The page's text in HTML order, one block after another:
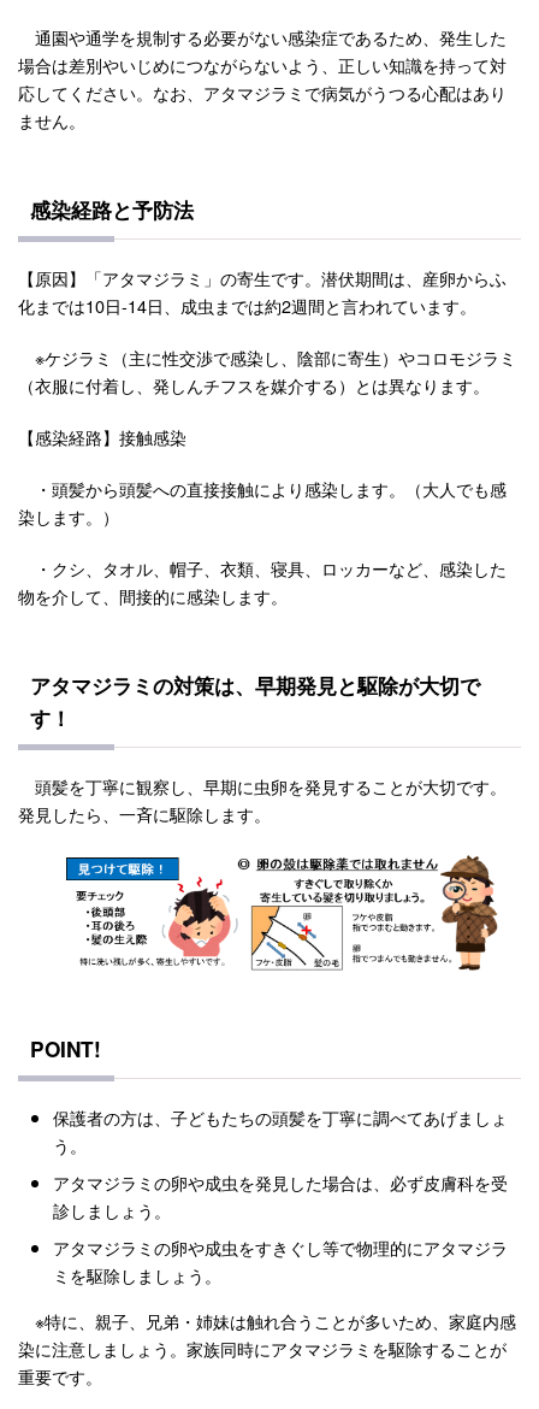
通園や通学を規制する必要がない感染症であるため、発生した
場合は差別やいじめにつながらないよう、正しい知識を持って対
応してください。なお、アタマジラミで病気がうつる心配はあり
ません。
感染経路と予防法
【原因】「アタマジラミ」の寄生です。潜伏期間は、産卵からふ
化までは10日-14日、成虫までは約2週間と言われています。
※ケジラミ（主に性交渉で感染し、陰部に寄生）やコロモジラミ
（衣服に付着し、発しんチフスを媒介する）とは異なります。
【感染経路】接触感染
・頭髪から頭髪への直接接触により感染します。（大人でも感
染します。）
・クシ、タオル、帽子、衣類、寝具、ロッカーなど、感染した
物を介して、間接的に感染します。
アタマジラミの対策は、早期発見と駆除が大切で
す！
頭髪を丁寧に観察し、早期に虫卵を発見することが大切です。
発見したら、一斉に駆除します。
POINT!
保護者の方は、子どもたちの頭髪を丁寧に調べてあげましょ
う。
アタマジラミの卵や成虫を発見した場合は、必ず皮膚科を受
診しましょう。
アタマジラミの卵や成虫をすきぐし等で物理的にアタマジラ
ミを駆除しましょう。
※特に、親子、兄弟・姉妹は触れ合うことが多いため、家庭内感
染に注意しましょう。家族同時にアタマジラミを駆除することが
重要です。